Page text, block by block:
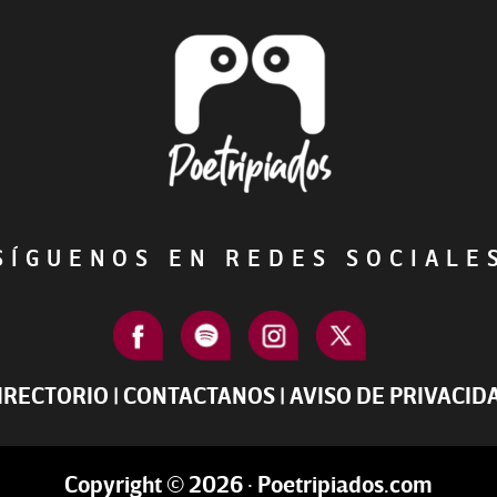
EN REDES
| CONTACTANOS| AVISO DE
Copyright © 2026 · Poetripiados.com